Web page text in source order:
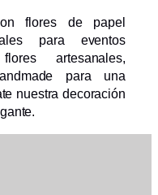
flores de papel
para eventos
artesanales,
para una
nuestra decoración